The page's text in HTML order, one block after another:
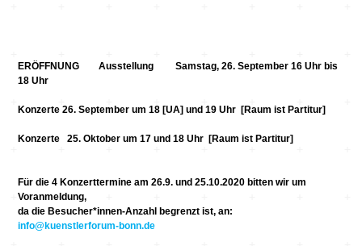
ERÖFFNUNGAusstellung Samstag, 26. September 16 Uhr bis
18 Uhr
Konzerte 26. Septemberum 18 [UA] und 19 Uhr [Raum ist Partitur]
Konzerte25. Oktober um 17 und 18 Uhr [Raum ist Partitur]
Für die 4 Konzerttermine am 26.9. und 25.10.2020 bitten wir um
Voranmeldung,
da die Besucher*innen-Anzahl begrenzt ist, an:
info@kuenstlerforum-bonn.de